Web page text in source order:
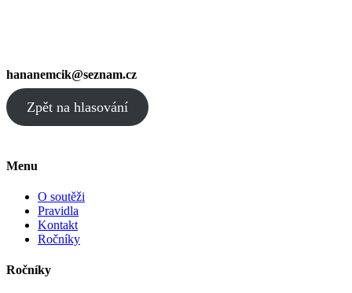
hananemcik@seznam.cz
Zpět na hlasování
Menu
O soutěži
Pravidla
Kontakt
Ročníky
Ročníky